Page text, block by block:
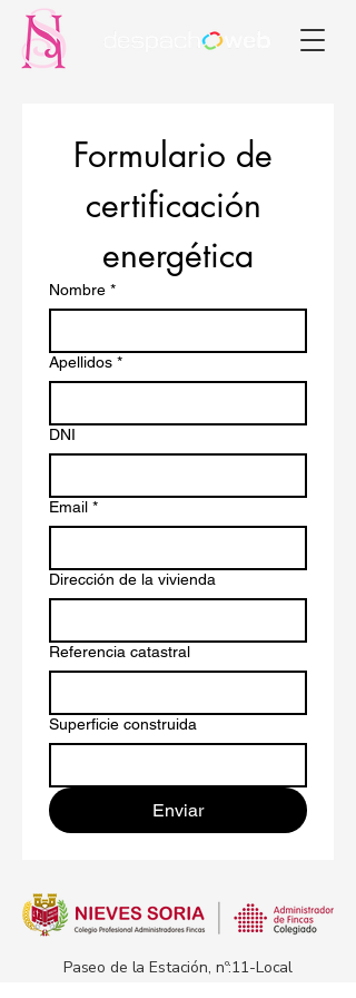
Formulario de
certificación
energética
Nombre *
Apellidos *
DNI
Email *
Dirección de la vivienda
Referencia catastral
Superficie construida
Enviar
Paseo de la Estación, nº:11-Local